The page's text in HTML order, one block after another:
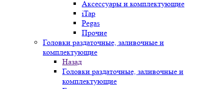
Аксессуары и комплектующие
iTap
Pegas
Прочие
Головки раздаточные, заливочные и
комплектующие
Назад
Головки раздаточные, заливочные и
комплектующие